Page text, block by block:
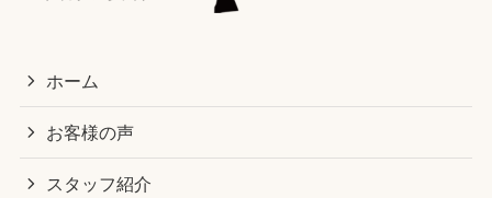
ホーム
お客様の声
スタッフ紹介